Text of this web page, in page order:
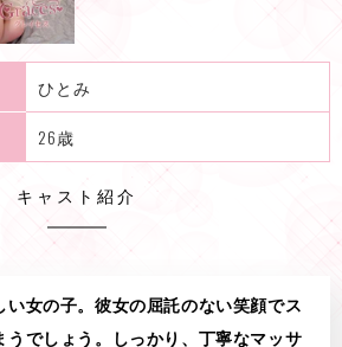
ひとみ
26歳
キャスト紹介
い女の子。彼女の屈託のない笑顔でス
うでしょう。しっかり、丁寧なマッサ